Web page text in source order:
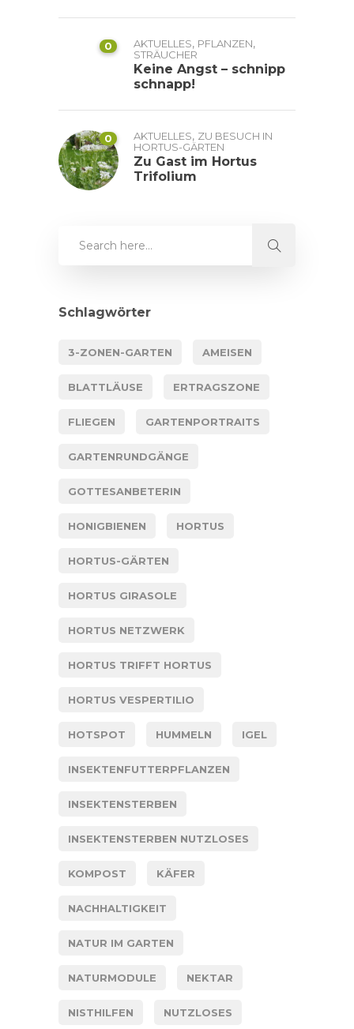
0 AKTUELLES, PFLANZEN,
STRÄUCHER
Keine Angst – schnipp
schnapp!
0 AKTUELLES, ZU BESUCH IN
HORTUS-GÄRTEN
Zu Gast im Hortus
Trifolium
Schlagwörter
3-ZONEN-GARTEN AMEISEN
BLATTLÄUSE ERTRAGSZONE
FLIEGEN GARTENPORTRAITS
GARTENRUNDGÄNGE
GOTTESANBETERIN
HONIGBIENEN HORTUS
HORTUS-GÄRTEN
HORTUS GIRASOLE
HORTUS NETZWERK
HORTUS TRIFFT HORTUS
HORTUS VESPERTILIO
HOTSPOT HUMMELN IGEL
INSEKTENFUTTERPFLANZEN
INSEKTENSTERBEN
INSEKTENSTERBEN NUTZLOSES
KOMPOST KÄFER
NACHHALTIGKEIT
NATUR IM GARTEN
NATURMODULE NEKTAR
NISTHILFEN NUTZLOSES